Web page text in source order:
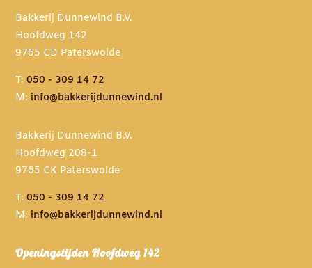
Bakkerij Dunnewind B.V.
Hoofdweg 142
9765 CD Paterswolde
T:050 - 309 14 72
M: info@bakkerijdunnewind.nl
Bakkerij Dunnewind B.V.
Hoofdweg 208-1
9765 CK Paterswolde
T:050 - 309 14 72
M: info@bakkerijdunnewind.nl
Openingstijden Hoofdweg 142